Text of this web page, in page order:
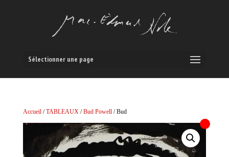
Sélectionner une page
Accueil/TABLEAUX/Bud Powell/ Bud